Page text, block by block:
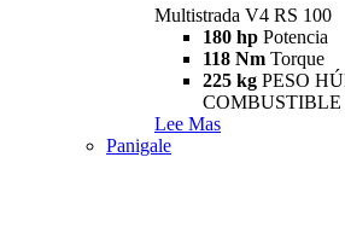
Multistrada V4 RS 100
180 hp Potencia
118 Nm Torque
225 kg PESO
COMBUSTIBLE
Lee Mas
Panigale